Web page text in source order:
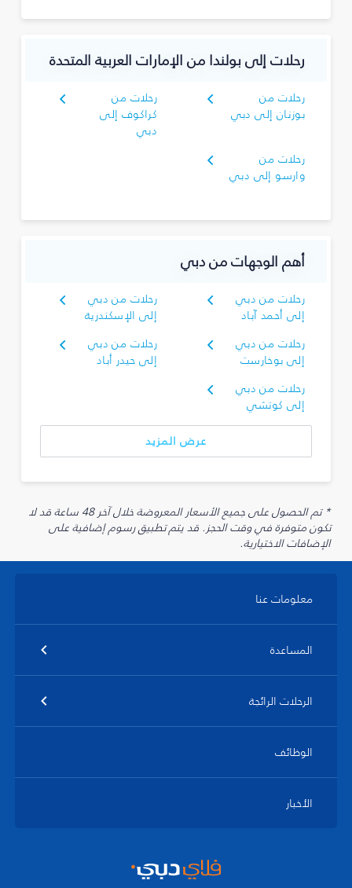
رحلات إلى بولندا من الإمارات العربية المتحدة
رحلات من
بوزنان إلى دبي
رحلات من
كراكوف إلى
دبي
رحلات من
وارسو إلى دبي
أهم الوجهات من دبي
رحلات من دبي
إلى أحمد آباد
رحلات من دبي
إلى الإسكندرية
رحلات من دبي
إلى بوخارست
رحلات من دبي
إلى حيدر أباد
رحلات من دبي
إلى كوتشي
عرض المزيد
* تم الحصول على جميع الأسعار المعروضة خلال آخر 48 ساعة قد لا
تكون متوفرة في وقت الحجز. قد يتم تطبيق رسوم إضافية على
الإضافات الاختيارية.
معلومات عنا
المساعدة
الرحلات الرائجة
الوظائف
الأخبار